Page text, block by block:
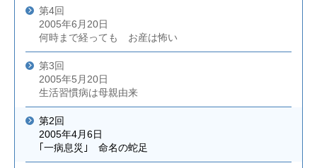
第4回
2005年6月20日
何時まで経っても お産は怖い
第3回
2005年5月20日
生活習慣病は母親由来
第2回
2005年4月6日
｢一病息災｣ 命名の蛇足